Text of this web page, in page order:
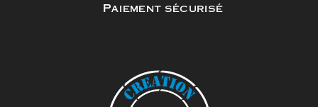
Paiement sécurisé